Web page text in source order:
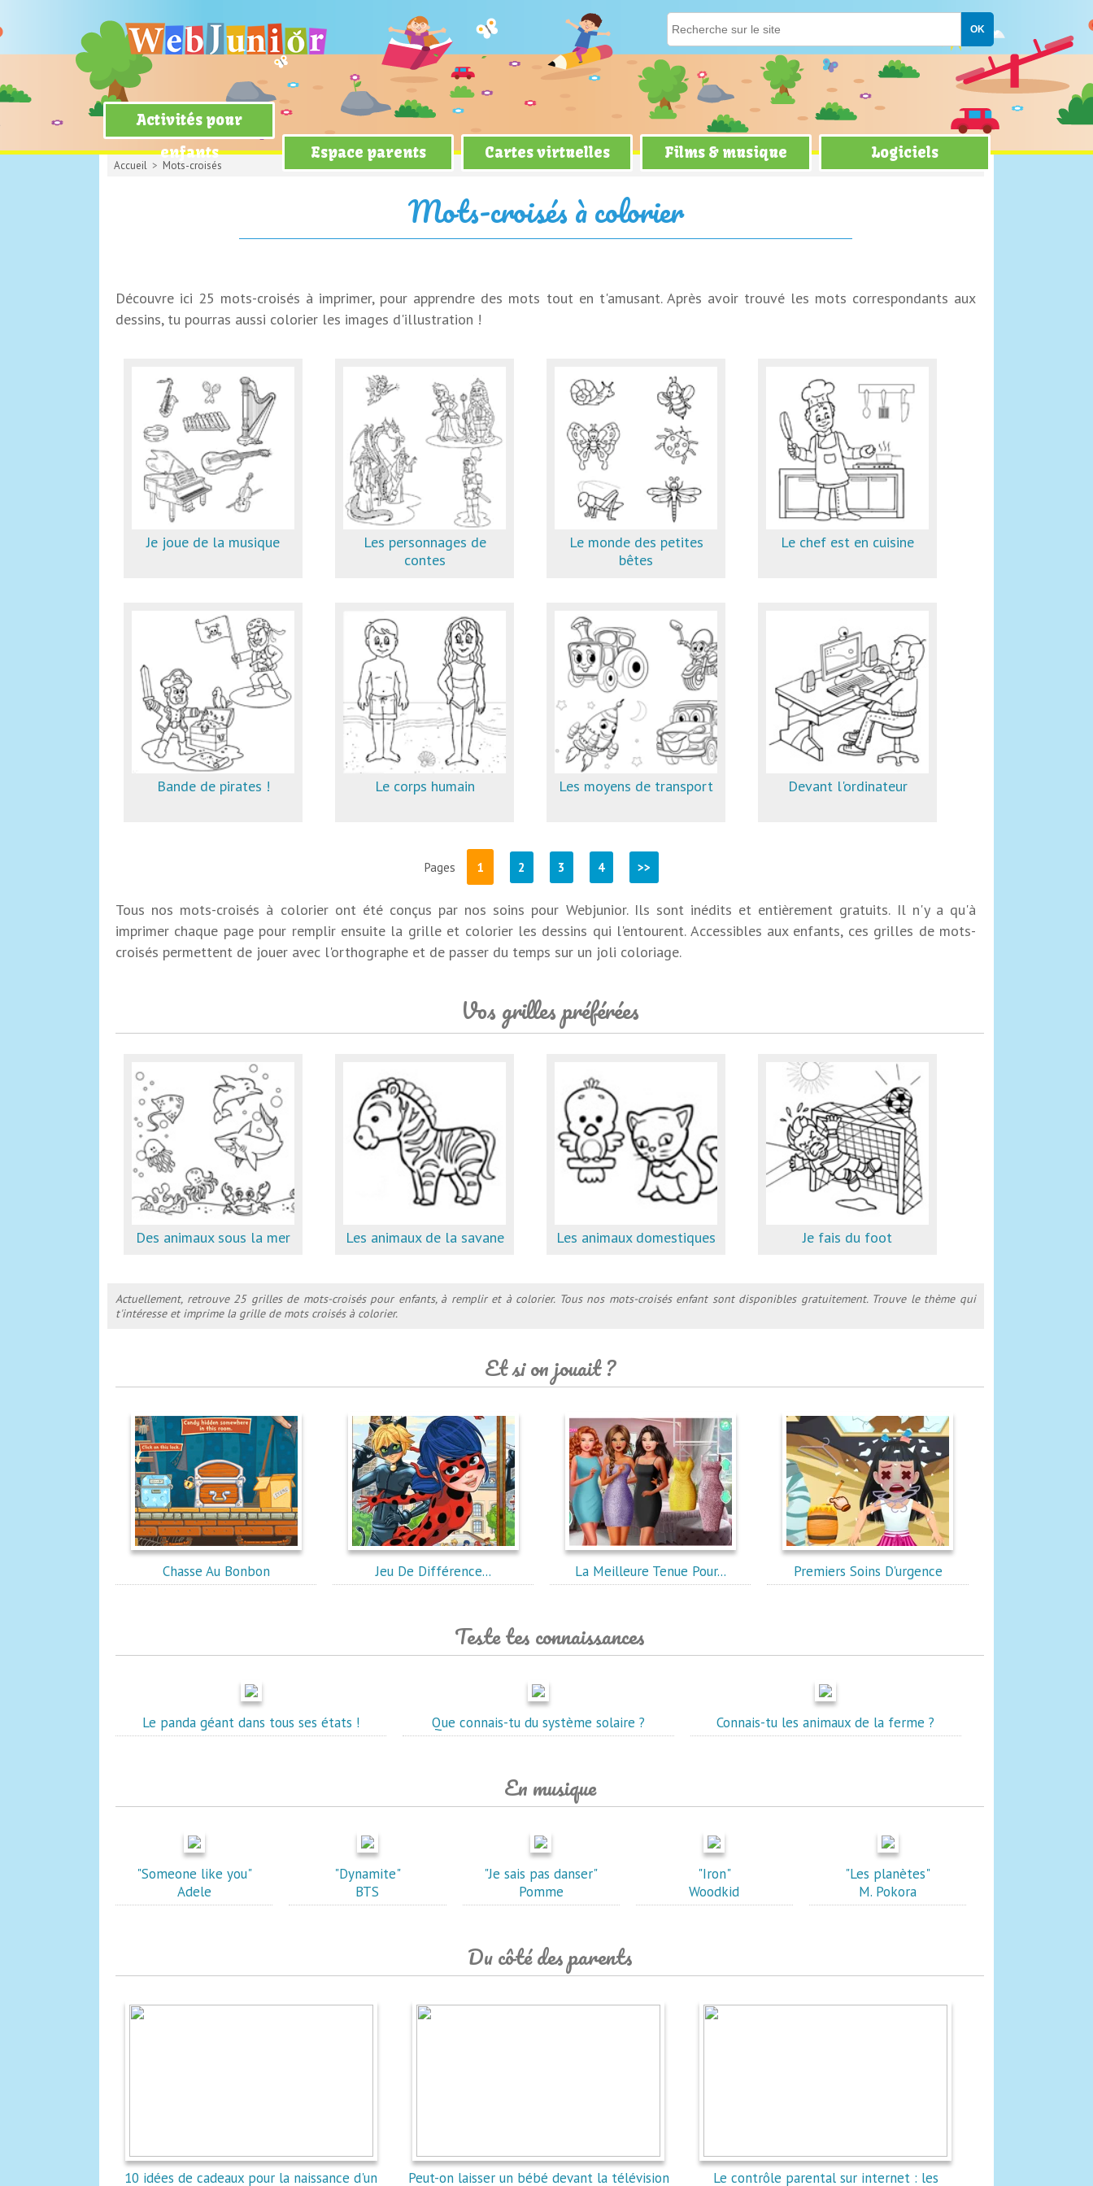
Activités pour
enfants
Espace parents Cartes virtuelles Films & musique Logiciels
Accueil > Mots-croisés
Mots-croisés à colorier
Découvre ici 25 mots-croisés à imprimer, pour apprendre des mots tout en t'amusant. Après avoir trouvé les mots correspondants aux
dessins, tu pourras aussi colorier les images d'illustration !
Je joue de la musique
Les personnages de
contes
Le monde des petites
bêtes
Le chef est en cuisine
Bande de pirates ! Le corps humain Les moyens de transport Devant l'ordinateur
Pages 1 2 3 4 >>
Tous nos mots-croisés à colorier ont été conçus par nos soins pour Webjunior. Ils sont inédits et entièrement gratuits. Il n'y a qu'à
imprimer chaque page pour remplir ensuite la grille et colorier les dessins qui l'entourent. Accessibles aux enfants, ces grilles de mots-
croisés permettent de jouer avec l'orthographe et de passer du temps sur un joli coloriage.
Vos grilles préférées
Des animaux sous la mer Les animaux de la savane Les animaux domestiques Je fais du foot
Actuellement, retrouve 25 grilles de mots-croisés pour enfants, à remplir et à colorier. Tous nos mots-croisés enfant sont disponibles gratuitement. Trouve le thème qui
t'intéresse et imprime la grille de mots croisés à colorier.
Et si on jouait ?
Chasse Au Bonbon Jeu De Différence... La Meilleure Tenue Pour... Premiers Soins D'urgence
Teste tes connaissances
Le panda géant dans tous ses états ! Que connais-tu du système solaire ? Connais-tu les animaux de la ferme ?
En musique
"Someone like you"
Adele
"Dynamite"
BTS
"Je sais pas danser"
Pomme
"Iron"
Woodkid
"Les planètes"
M. Pokora
Du côté des parents
10 idées de cadeaux pour la naissance d'un Peut-on laisser un bébé devant la télévision Le contrôle parental sur internet : les